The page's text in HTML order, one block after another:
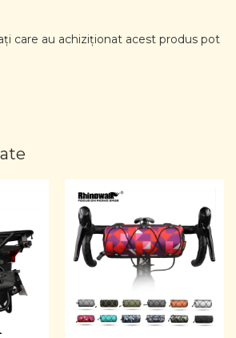
care au achiziționat acest produs pot